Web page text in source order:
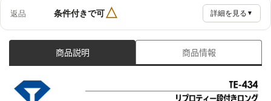
返品 条件付きで可△ 詳細を見る ▼
商品説明 商品情報